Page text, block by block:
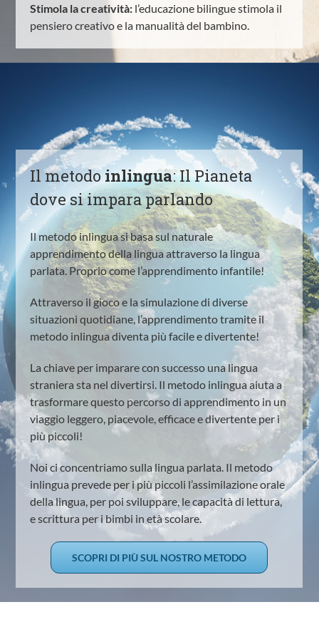
Stimola la creatività: l’educazione bilingue stimola il
pensiero creativo e la manualità del bambino.
Il metodoinlingua: Il Pianeta
dove si impara parlando
Il metodo inlingua si basa sul naturale
apprendimento della lingua attraverso la lingua
parlata. Proprio come l’apprendimento infantile!
Attraverso il gioco e la simulazione di diverse
situazioni quotidiane, l’apprendimento tramite il
metodo inlingua diventa più facile e divertente!
La chiave per imparare con successo una lingua
straniera sta nel divertirsi. Il metodo inlingua aiuta a
trasformare questo percorso di apprendimento in un
viaggio leggero, piacevole, efficace e divertente per i
più piccoli!
Noi ci concentriamo sulla lingua parlata. Il metodo
inlingua prevede per i più piccoli l’assimilazione orale
della lingua, per poi sviluppare, le capacità di lettura,
e scrittura per i bimbi in età scolare.
SCOPRI DI PIÙ SUL NOSTRO METODO